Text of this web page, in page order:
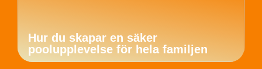
Hur du skapar en säker
poolupplevelse för hela familjen